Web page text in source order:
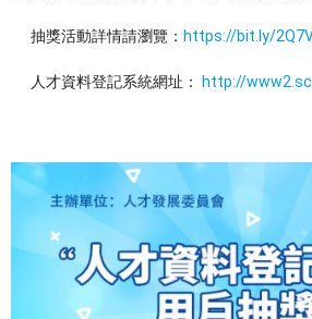
抽獎活動詳情請瀏覽： https://bit.ly/
人才資料登記系統網址： http://